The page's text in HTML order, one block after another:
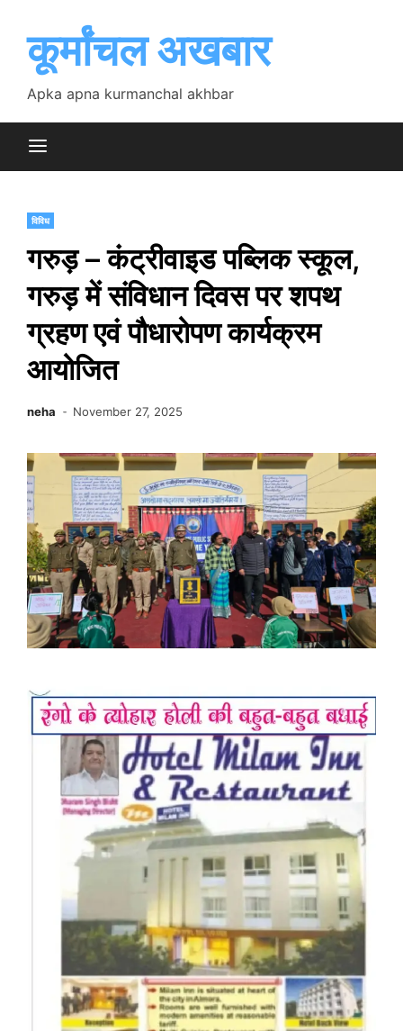
contentकूर्मांचल अखबार
Apka apna kurmanchal akhbar
विविध
गरुड़ – कंट्रीवाइड पब्लिक स्कूल,
गरुड़ में संविधान दिवस पर शपथ
ग्रहण एवं पौधारोपण कार्यक्रम
आयोजित
neha November 27, 2025